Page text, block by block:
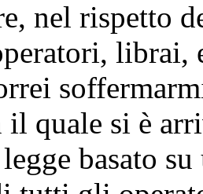
nel rispetto
librai,
il quale si è
basato